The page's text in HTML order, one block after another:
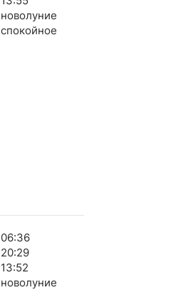
новолуние
спокойное
06:36
20:29
13:52
новолуние